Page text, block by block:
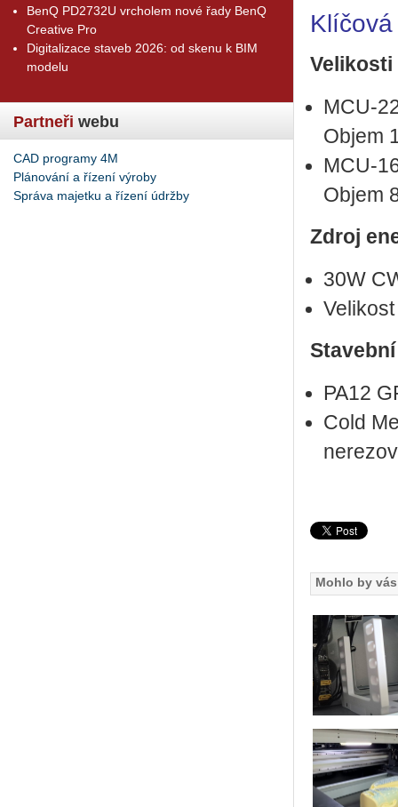
BenQ PD2732U vrcholem nové řady BenQ
Creative Pro
Digitalizace staveb 2026: od skenu k BIM
modelu
Partneři webu
CAD programy 4M
Plánování a řízení výroby
Správa majetku a řízení údržby
MCU-
Objem
MCU-
Objem
Zdroj
30W
PA12
Cold
Mohlo by